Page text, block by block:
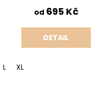
Tři vrabčáci
od695 Kč
DETAIL
L XL